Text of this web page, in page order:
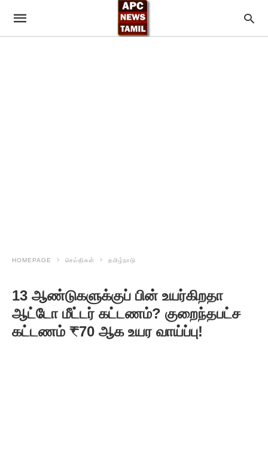
HOMEPAGE செய்திகள் தமிழ்நாடு
13 ஆண்டுகளுக்குப் பின் உயர்கிறதா
ஆட்டோ மீட்டர் கட்டணம்? குறைந்தபட்ச
கட்டணம் ₹70 ஆக உயர வாய்ப்பு!